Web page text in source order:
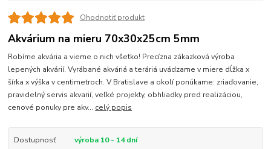
Ohodnotiť produkt
Akvárium na mieru 70x30x25cm 5mm
Robíme akvária a vieme o nich všetko! Precízna zákazková výroba
lepených akvárií. Vyrábané akváriá a teráriá uvádzame v miere dĺžka x
šírka x výška v centimetroch. V Bratislave a okolí ponúkame: zriaďovanie,
pravidelný servis akvarií, veľké projekty, obhliadky pred realizáciou,
cenové ponuky pre akv... celý popis
Dostupnosť
výroba 10 - 14 dní